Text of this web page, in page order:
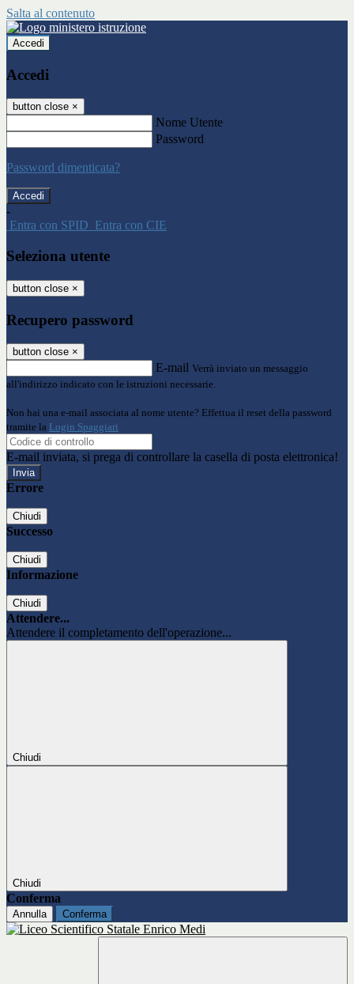
Salta al contenuto
Accedi
Accedi
button close ×
Nome Utente
Password
Password dimenticata?
-
Entra con SPID Entra con CIE
Seleziona utente
button close ×
Recupero password
button close ×
E-mail Verrà inviato un messaggio
all'indirizzo indicato con le istruzioni necessarie.
Non hai una e-mail associata al nome utente? Effettua il reset della password
tramite la Login Spaggiari
E-mail inviata, si prega di controllare la casella di posta elettronica!
Errore
Chiudi
Successo
Chiudi
Informazione
Chiudi
Attendere...
Attendere il completamento dell'operazione...
Chiudi
Chiudi
Conferma
Annulla Conferma